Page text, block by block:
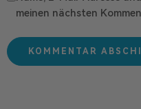
meinen nächsten